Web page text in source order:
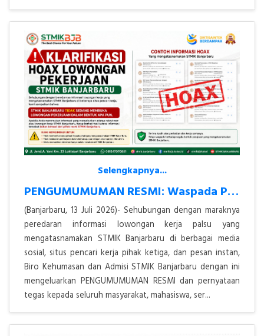
Selengkapnya...
PENGUMUMUMAN RESMI: Waspada Penipuan Lowongan Kerja Atas Nama STMIK Ba
(Banjarbaru, 13 Juli 2026)- Sehubungan dengan maraknya
peredaran informasi lowongan kerja palsu yang
mengatasnamakan STMIK Banjarbaru di berbagai media
sosial, situs pencari kerja pihak ketiga, dan pesan instan,
Biro Kehumasan dan Admisi STMIK Banjarbaru dengan ini
mengeluarkan PENGUMUMUMAN RESMI dan pernyataan
tegas kepada seluruh masyarakat, mahasiswa, ser...